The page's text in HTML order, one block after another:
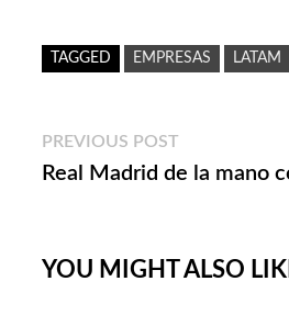
TAGGED EMPRESAS LATAM
Navegación
de
PREVIOUS POST
post:
Real Madrid de la mano
YOU MIGHT ALSO